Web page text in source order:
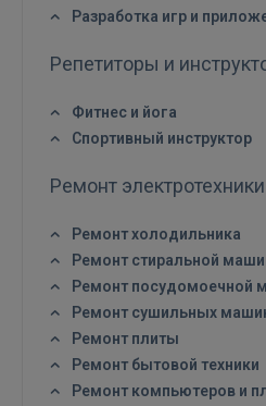
Разработка игр и
Репетиторы и
Фитнес и йога
Спортивный инструктор
Ремонт электротехники
Ремонт холодильника
Ремонт стиральной
Ремонт посудомоечной
Ремонт сушильных
Ремонт плиты
Ремонт бытовой техники
Ремонт компьютеров и